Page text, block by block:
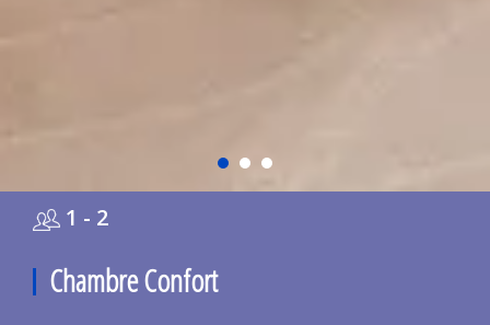
Chambre Confort
1 - 2